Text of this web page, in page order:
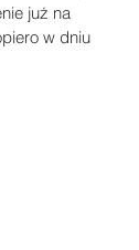
już na
w dniu